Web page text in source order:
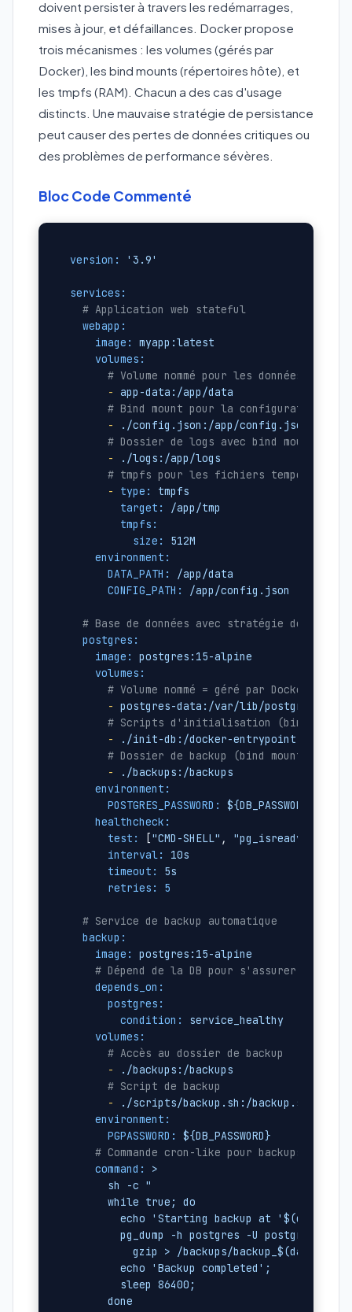
doivent persister à travers les redémarrages,
mises à jour, et défaillances. Docker propose
trois mécanismes : les volumes (gérés par
Docker), les bind mounts (répertoires hôte), et
les tmpfs (RAM). Chacun a des cas d'usage
distincts. Une mauvaise stratégie de persistance
peut causer des pertes de données critiques ou
des problèmes de performance sévères.
Bloc Code Commenté
version: '3.9'
services:
# Application web stateful
webapp:
image:
myapp:latest
volumes:
# Volume nommé pour les données
- app-data:/app/data
# Bind mount pour la configuration
-
./config.json:/app/config.json:ro
# Dossier de logs avec bind mount
-
./logs:/app/logs
# tmpfs pour les fichiers temporaires
-
type:
tmpfs
target:
/app/tmp
tmpfs:
size:
512M
environment:
DATA_PATH:
/app/data
CONFIG_PATH:
/app/config.json
# Base de données avec stratégie de backup
postgres:
image:
postgres:15-alpine
volumes:
# Volume nommé = géré par Docker,
- postgres-data:/var/lib/postgresql/
# Scripts d'initialisation (bind
-
./init-db:/docker-entrypoint-
# Dossier de backup (bind mount,
-
./backups:/backups
environment:
POSTGRES_PASSWORD:
${DB_PASSWORD}
healthcheck:
test:
["CMD-SHELL" , "pg_isready -U
interval:
10s
timeout:
5s
retries:
5
# Service de backup automatique
backup:
image:
postgres:15-alpine
# Dépend de la DB pour s'assurer qu'elle
depends_on:
postgres:
condition:
service_healthy
volumes:
# Accès au dossier de backup
-
./backups:/backups
# Script de backup
-
./scripts/backup.sh:/backup.sh:ro
environment:
PGPASSWORD:
${DB_PASSWORD}
# Commande cron-like pour backups
command:
>
      sh -c "
      while true; do
        echo 'Starting backup at '$(date);
pg_dump -h postgres -U postgres
gzip > /backups/backup_$(date
        echo 'Backup completed';
        sleep 86400;
      done